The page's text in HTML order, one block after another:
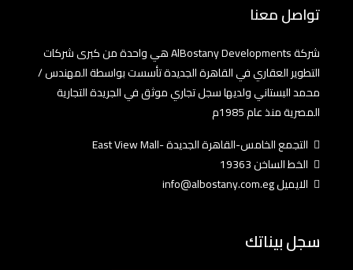
تواصل معنا
شركة AlBostany Developments هي واحدة من كبرى شركات
التطوير العقاري في القاهرة الجديدة تأسست بواسطة المهندس /
محمد البستاني ولديها سجل تجاري موثق في الجريدة التجارية
المصرية منذ عام 1985م
التجمع الخامس-القاهرة الجديدة -East View Mall
الخط الساخن 19363
الايميل info@albostany.com.eg
سجل بيناتك